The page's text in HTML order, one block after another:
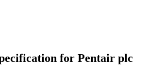
for Pentair plc